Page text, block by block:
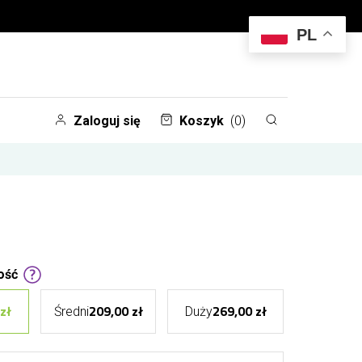
Zaloguj się Koszyk (0)
Średni209,00 zł Duży269,00 zł
PL